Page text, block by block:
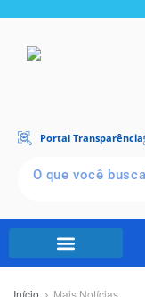
Portal Transparência